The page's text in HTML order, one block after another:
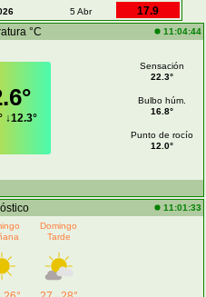
5 Abr
17.9
°C
11:04:44
↓12.3°
Sensación
22.3°
Bulbo húm.
16.8°
Punto de rocío
12.0°
11:01:33
Domingo
Tarde